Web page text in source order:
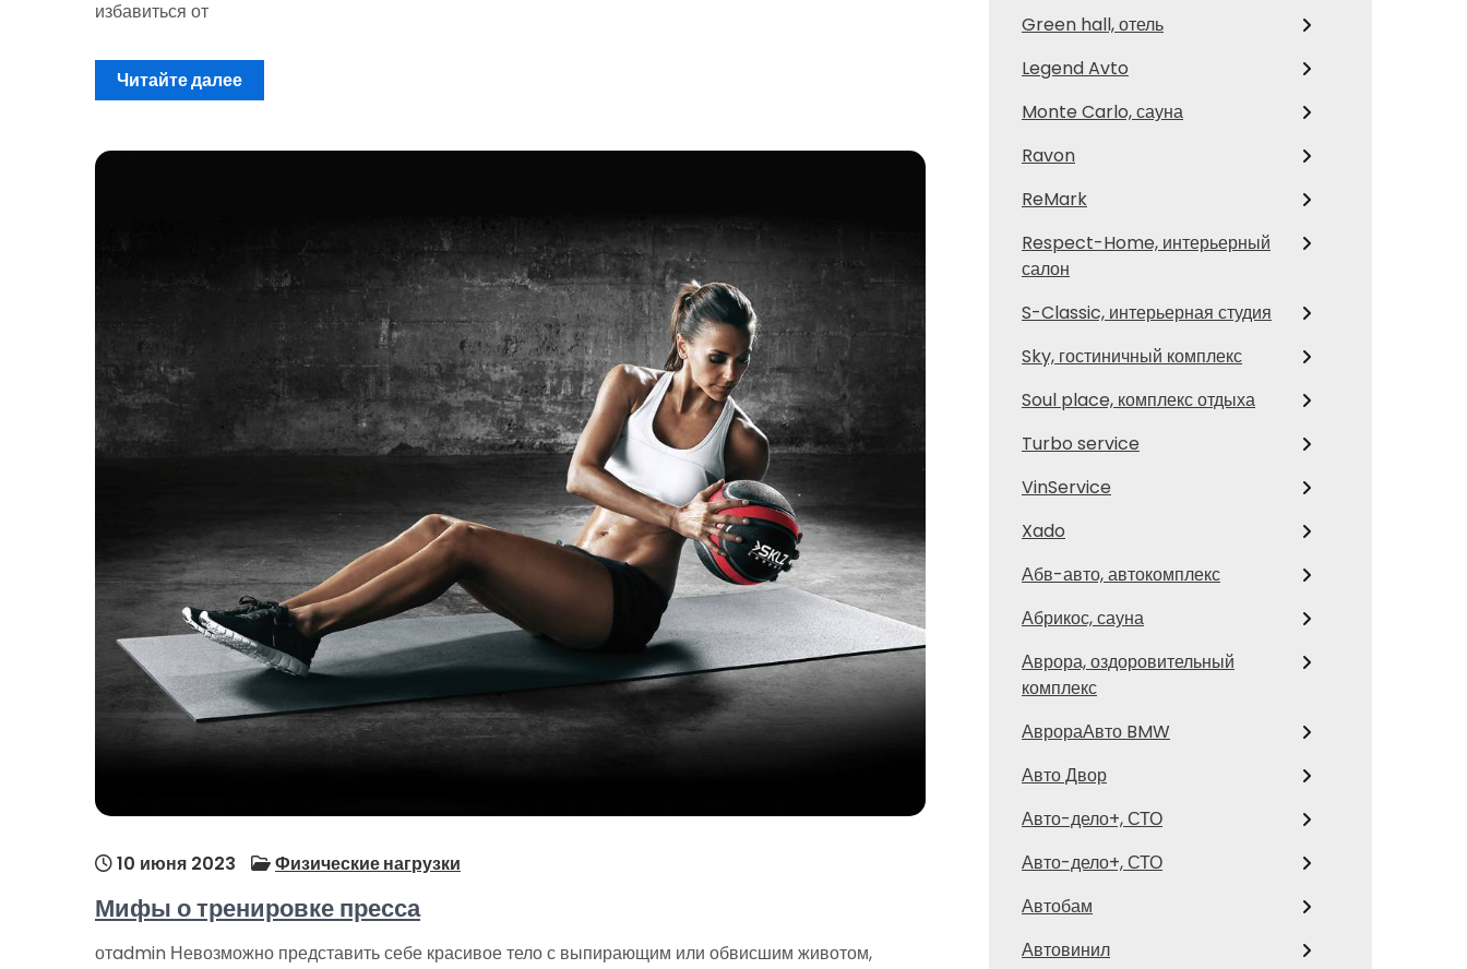
избавиться от
Читайте далее
10 июня 2023 Физические нагрузки
Мифы о тренировке пресса
отadmin Невозможно представить себе красивое тело с выпирающим или обвисшим животом,
Green hall, отель
Legend Avto
Monte Carlo, сауна
Ravon
ReMark
Respect-Home, интерьерный
салон
S-Classic, интерьерная студия
Sky, гостиничный комплекс
Soul place, комплекс отдыха
Turbo service
VinService
Xado
Абв-авто, автокомплекс
Абрикос, сауна
Аврора, оздоровительный
комплекс
АврораАвто BMW
Авто Двор
Авто-дело+, СТО
Авто-дело+, СТО
Автобам
Автовинил